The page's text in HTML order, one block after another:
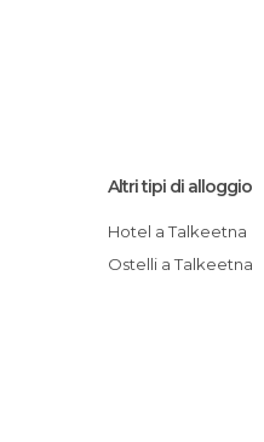
Altri tipi di alloggio
Hotel a Talkeetna
Ostelli a Talkeetna